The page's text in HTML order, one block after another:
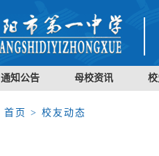
通知公告 母校资讯
首页 > 校友动态